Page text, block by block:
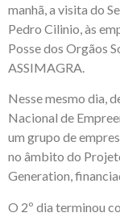
manhã, a visita do
Pedro Cilinio, às
Posse dos Orgãos
ASSIMAGRA.
Nesse mesmo dia,
Nacional de
um grupo de
no âmbito do
Generation,
O 2º dia terminou